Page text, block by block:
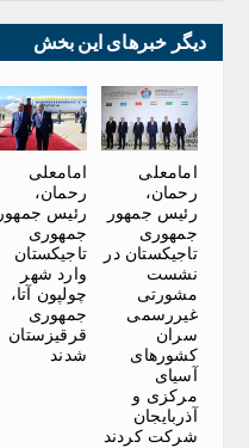
دیگر خبرهای این بخش
امامعلی
رحمان،
رئیس جمهور
جمهوری
تاجیکستان در
نشست
مشورتی
غیررسمی
سران
کشورهای
آسیای
مرکزی و
آذربایجان
شرکت کردند
امامعلی
رحمان،
رئیس جمهور
جمهوری
تاجیکستان
وارد شهر
چولپون آتا،
جمهوری
قرقیزستان
شدند